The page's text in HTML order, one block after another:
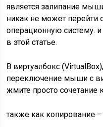
является залипание
никак не может перейти
операционную систему.
в этой статье.
В виртуалбокс
переключение мыши с
жмите просто сочетание
также как копирование